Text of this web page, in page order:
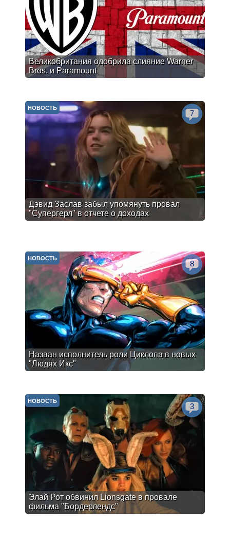
Великобритания одобрила слияние Warner
Bros. и Paramount
Дэвид Заслав забыл упомянуть провал
"Супергерл" в отчете о доходах
НОВОСТЬ
7
Назван исполнитель роли Циклопа в новых
"Людях Икс"
НОВОСТЬ
8
Элай Рот обвинил Lionsgate в провале
фильма "Бордерлендс"
НОВОСТЬ
3